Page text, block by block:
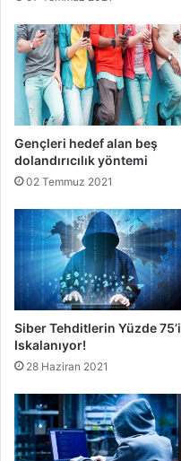
Gençleri hedef alan beş
dolandırıcılık yöntemi
02 Temmuz 2021
Siber Tehditlerin Yüzde 75’i
Iskalanıyor!
28 Haziran 2021